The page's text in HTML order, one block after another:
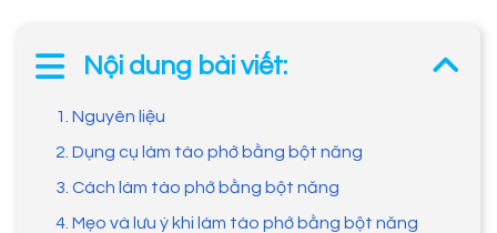
Nội dung bài viết:
1. Nguyên liệu
2. Dụng cụ làm tào phớ bằng bột năng
3. Cách làm tào phớ bằng bột năng
4. Mẹo và lưu ý khi làm tào phớ bằng bột năng